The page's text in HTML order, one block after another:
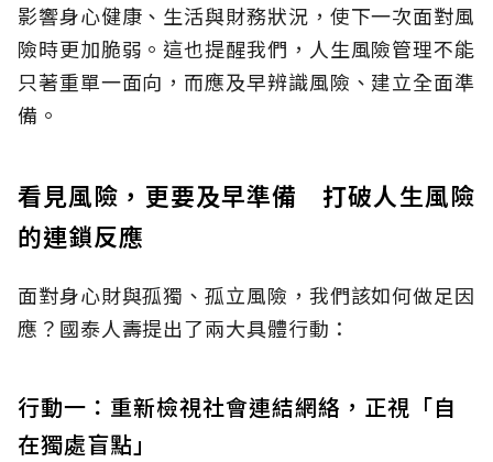
影響身心健康、生活與財務狀況，使下一次面對風
險時更加脆弱。這也提醒我們，人生風險管理不能
只著重單一面向，而應及早辨識風險、建立全面準
備。
看見風險，更要及早準備 打破人生風險
的連鎖反應
面對身心財與孤獨、孤立風險，我們該如何做足因
應？國泰人壽提出了兩大具體行動：
行動一：重新檢視社會連結網絡，正視「自
在獨處盲點」